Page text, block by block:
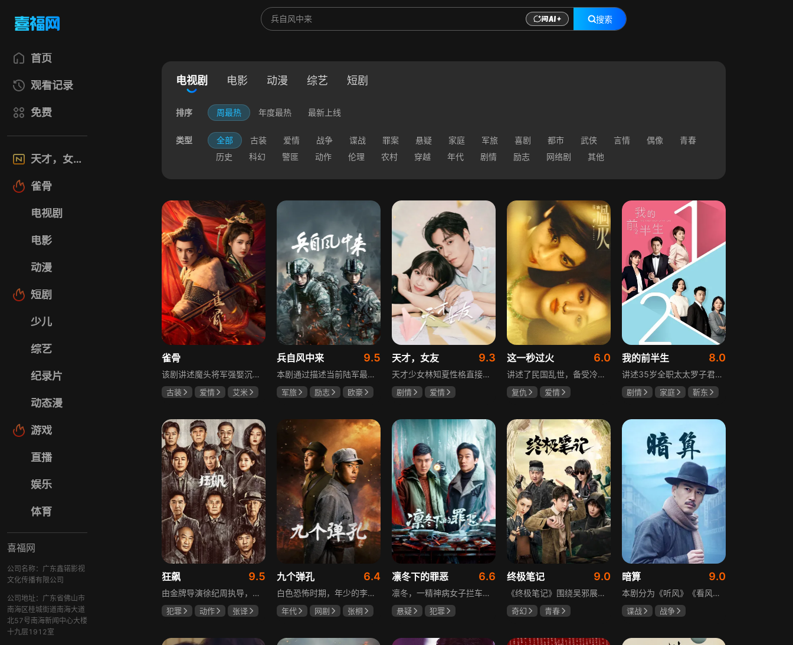
搜索
首页
观看记录
免费
天才，女友
雀骨
电视剧
电影
动漫
短剧
少儿
综艺
纪录片
动态漫
游戏
直播
娱乐
体育
喜福网
公司名称：广东鑫锘影视
文化传播有限公司
公司地址：广东省佛山市
南海区桂城街道南海大道
北57号南海新闻中心大楼
十九层1912室
电视剧 电影 动漫 综艺 短剧
排序 周最热 年度最热 最新上线
类型 全部 古装 爱情 战争 谍战 罪案 悬疑 家庭 军旅 喜剧 都市 武侠 言情 偶像
青春
历史
科幻 警匪 动作 伦理 农村 穿越 年代 剧情 励志 网络剧 其他
雀骨
该剧讲述魔头将军强娶沉迷机关术的财迷假千金，两人从契约夫妻起步，在生死局中互扒马甲，爱意与杀意交织共生。过程中他们揭露朝堂阴谋，破解生死乱局，最终共同守护家国太平，融合了权谋、爱情、冒险等多重元素，情节跌宕起伏。
古装 爱情
艾米
兵自风中来 9.5
本剧通过描述当前陆军最具新型作战特色的特战、空突、侦察、信息等代表性兵种的官兵练兵备战，在历次实战演习中磨砺意志技能、逐渐形成新质作战能力等故事，反映了某集团军党委坚决落实习主席新时代强军思想，着眼打造一流陆军，谋划转型，大力推进战斗力建设的历史担当，浓缩了陆军官兵改革面前备战打仗矢志强军的铁血追求、展现了新时代陆军官兵积极投身军队转型的全新风貌，是一部融合备战打仗、青春成长励志、英雄主义传承，同时将军人荣誉、使命、爱情熔为一炉的军事题材正能量大剧。
军旅 励志
欧豪
天才，女友 9.3
天才少女林知夏性格直接、不善交际，从小没有好友。考入省一中后，她因解题比拼与性格阳光的学霸江逾白相识并成为同桌。作为社交达人的江逾白帮林知夏融入集体交到汤婷婷、段启言、沈负暄、金百慧等朋友，林知夏为表达感谢帮他补习功课，两人渐渐从竞争走向互助，最终成为最好的朋友。俩人还一同解决同学被骗、一起参加社团活动与省数学竞赛，在这个过程中，江逾白对林知夏感情渐深，但只把爱意埋在心里。林知夏被保送复旦后，江逾白准备在毕业之旅对她告白，却因母亲卷入诈骗案而遗憾离开，俩人最终能否冲破阻碍走到一起
剧情
爱情
这一秒过火 6.0
讲述了民国乱世，备受冷眼的世家少爷慕容清峄与饱受苦难的复仇孤女任素素阴差阳错结缘相识，却因误会含恨而别。两人再重逢，却身份错位，陷入爱恨交织的极限拉扯中。二人历经世事波折与生离死别，最后携手直面乱世危局。
复仇
爱情
我的前半生 8.0
讲述35岁全职太太罗子君因丈夫突然离婚陷入人生谷底，带孩子闯入社会，从安逸走向落魄。贺涵作为事业有成的精英，平静生活被罗子君打破，需应对各类突发状况。生活逼迫罗子君重拾骨气，贺涵也收获温暖，二人历经波折，罗子君实现自我成长，贺涵也找到人生新方向，展现都市女性蜕变与情感纠葛。
剧情 家庭
靳东
狂飙 9.5
由金牌导演徐纪周执导，张译、张颂文、李一桐、张志坚、吴刚领衔主演，倪大红、韩童生、李建义特邀主演的中央政法委重点项目。一部扫黑除恶坚决斗争的回忆录，横跨20年的群像叙事全景式展现时代变迁下的黑白较量与复杂人性。
犯罪 动作
张译
九个弹孔 6.4
白色恐怖时期，年少的李智信家破人亡后投身革命武装，因作战有勇有谋获“小狼崽子”绰号。他长期率部孤悬敌后，与日寇、反动派对决，多次负伤仍不改初心。凭借坚韧意志，他从游击队员成长为新四军干部、解放军司令员，身上的九个弹孔是他践行革命誓言、见证成长的勋章。
年代 网剧
张桐
凛冬下的罪恶 6.6
凛冬，一精神病女子拦车报案，称丈夫杀人，刑警沈栋梁吴红兵由此揭开系列碎尸案真相。然而风浪未平，储蓄所抢劫杀人案，少女失踪案，流窜抢车案接连发生，沈栋梁与吴红兵追凶之际，竟牵出改变二人命运的人性悲剧。
悬疑
犯罪
终极笔记 9.0
《终极笔记》围绕吴邪展开，他因好奇三叔经历，历险归来收神秘录像带后卷入阴谋，只身闯格尔木疗养院偶遇张起灵等六人组队，在西王母宫发现陨玉，却遇三叔失踪、张起灵失忆。众人寻记忆探张家古楼，因裘德考介入受阻，后联手霍老太再探遭意外，谜团未解，吴邪被迫伪装成三叔，剧情充满冒险与悬疑。
奇幻
青春
暗算 9.0
本剧分为《听风》《看风》和《捕风》三个篇章，三者在时间关系及故事上相对独立，又千丝万缕。听风，即无线电侦听者，是一群“靠耳朵打江山”的人，他们的耳朵可以听到天外之音、无声之音、秘密之音。看风，即密码破译的人，是一群“善于神机妙算”的人，他们的慧眼可以识破天机、释读天书、看阅无字之书。捕风，即我党地下工作者，在国民党大肆实施白色恐怖时期，他们是牺牲者更是战斗者，乔装打扮深入虎穴，迎风而战，为缔造共和国立下不朽的丰功伟业。
谍战
战争